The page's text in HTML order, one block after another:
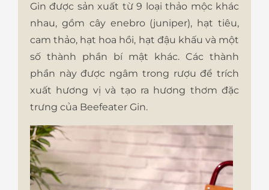
Gin được sản xuất từ 9 loại thảo mộc khác
nhau, gồm cây enebro (juniper), hạt tiêu,
cam thảo, hạt hoa hồi, hạt đậu khấu và một
số thành phần bí mật khác. Các thành
phần này được ngâm trong rượu để trích
xuất hương vị và tạo ra hương thơm đặc
trưng của Beefeater Gin.